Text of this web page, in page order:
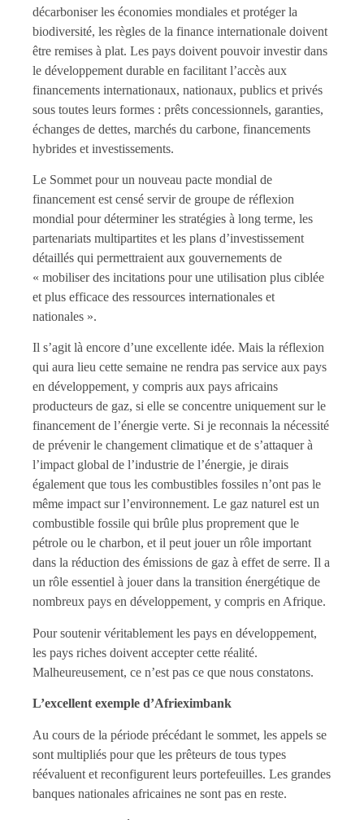
décarboniser les économies mondiales et protéger la
biodiversité, les règles de la finance internationale doivent
être remises à plat. Les pays doivent pouvoir investir dans
le développement durable en facilitant l’accès aux
financements internationaux, nationaux, publics et privés
sous toutes leurs formes : prêts concessionnels, garanties,
échanges de dettes, marchés du carbone, financements
hybrides et investissements.
Le Sommet pour un nouveau pacte mondial de
financement est censé servir de groupe de réflexion
mondial pour déterminer les stratégies à long terme, les
partenariats multipartites et les plans d’investissement
détaillés qui permettraient aux gouvernements de
« mobiliser des incitations pour une utilisation plus ciblée
et plus efficace des ressources internationales et
nationales ».
Il s’agit là encore d’une excellente idée. Mais la réflexion
qui aura lieu cette semaine ne rendra pas service aux pays
en développement, y compris aux pays africains
producteurs de gaz, si elle se concentre uniquement sur le
financement de l’énergie verte. Si je reconnais la nécessité
de prévenir le changement climatique et de s’attaquer à
l’impact global de l’industrie de l’énergie, je dirais
également que tous les combustibles fossiles n’ont pas le
même impact sur l’environnement. Le gaz naturel est un
combustible fossile qui brûle plus proprement que le
pétrole ou le charbon, et il peut jouer un rôle important
dans la réduction des émissions de gaz à effet de serre. Il a
un rôle essentiel à jouer dans la transition énergétique de
nombreux pays en développement, y compris en Afrique.
Pour soutenir véritablement les pays en développement,
les pays riches doivent accepter cette réalité.
Malheureusement, ce n’est pas ce que nous constatons.
L’excellent exemple d’Afrieximbank
Au cours de la période précédant le sommet, les appels se
sont multipliés pour que les prêteurs de tous types
réévaluent et reconfigurent leurs portefeuilles. Les grandes
banques nationales africaines ne sont pas en reste.